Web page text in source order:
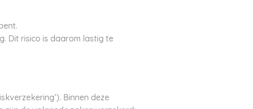
Dit risico is daarom lastig te
Binnen deze